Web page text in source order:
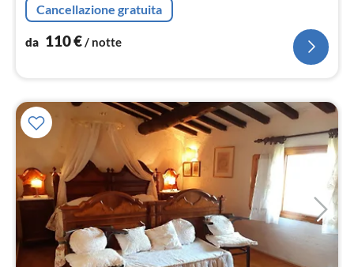
Cancellazione gratuita
da 110€/ notte